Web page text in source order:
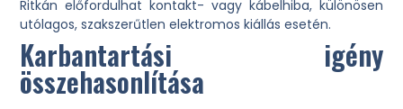
Ritkán előfordulhat kontakt- vagy kábelhiba, különösen
utólagos, szakszerűtlen elektromos kiállás esetén.
Karbantartási igény
összehasonlítása